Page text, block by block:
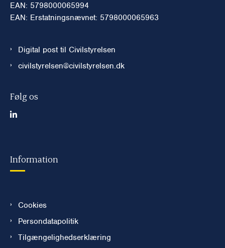
EAN: 5798000065994
EAN: Erstatningsnævnet: 5798000065963
Digital post til Civilstyrelsen
civilstyrelsen@civilstyrelsen.dk
Følg os
Information
Cookies
Persondatapolitik
Tilgængelighedserklæring